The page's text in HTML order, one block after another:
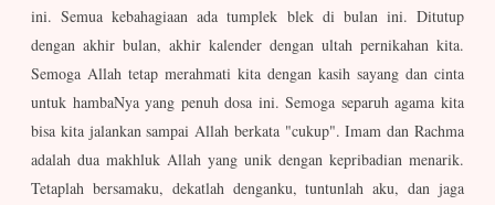
ini. Semua kebahagiaan ada tumplek blek di bulan ini. Ditutup
dengan akhir bulan, akhir kalender dengan ultah pernikahan kita.
Semoga Allah tetap merahmati kita dengan kasih sayang dan cinta
untuk hambaNya yang penuh dosa ini. Semoga separuh agama kita
bisa kita jalankan sampai Allah berkata "cukup". Imam dan Rachma
adalah dua makhluk Allah yang unik dengan kepribadian menarik.
Tetaplah bersamaku, dekatlah denganku, tuntunlah aku, dan jaga